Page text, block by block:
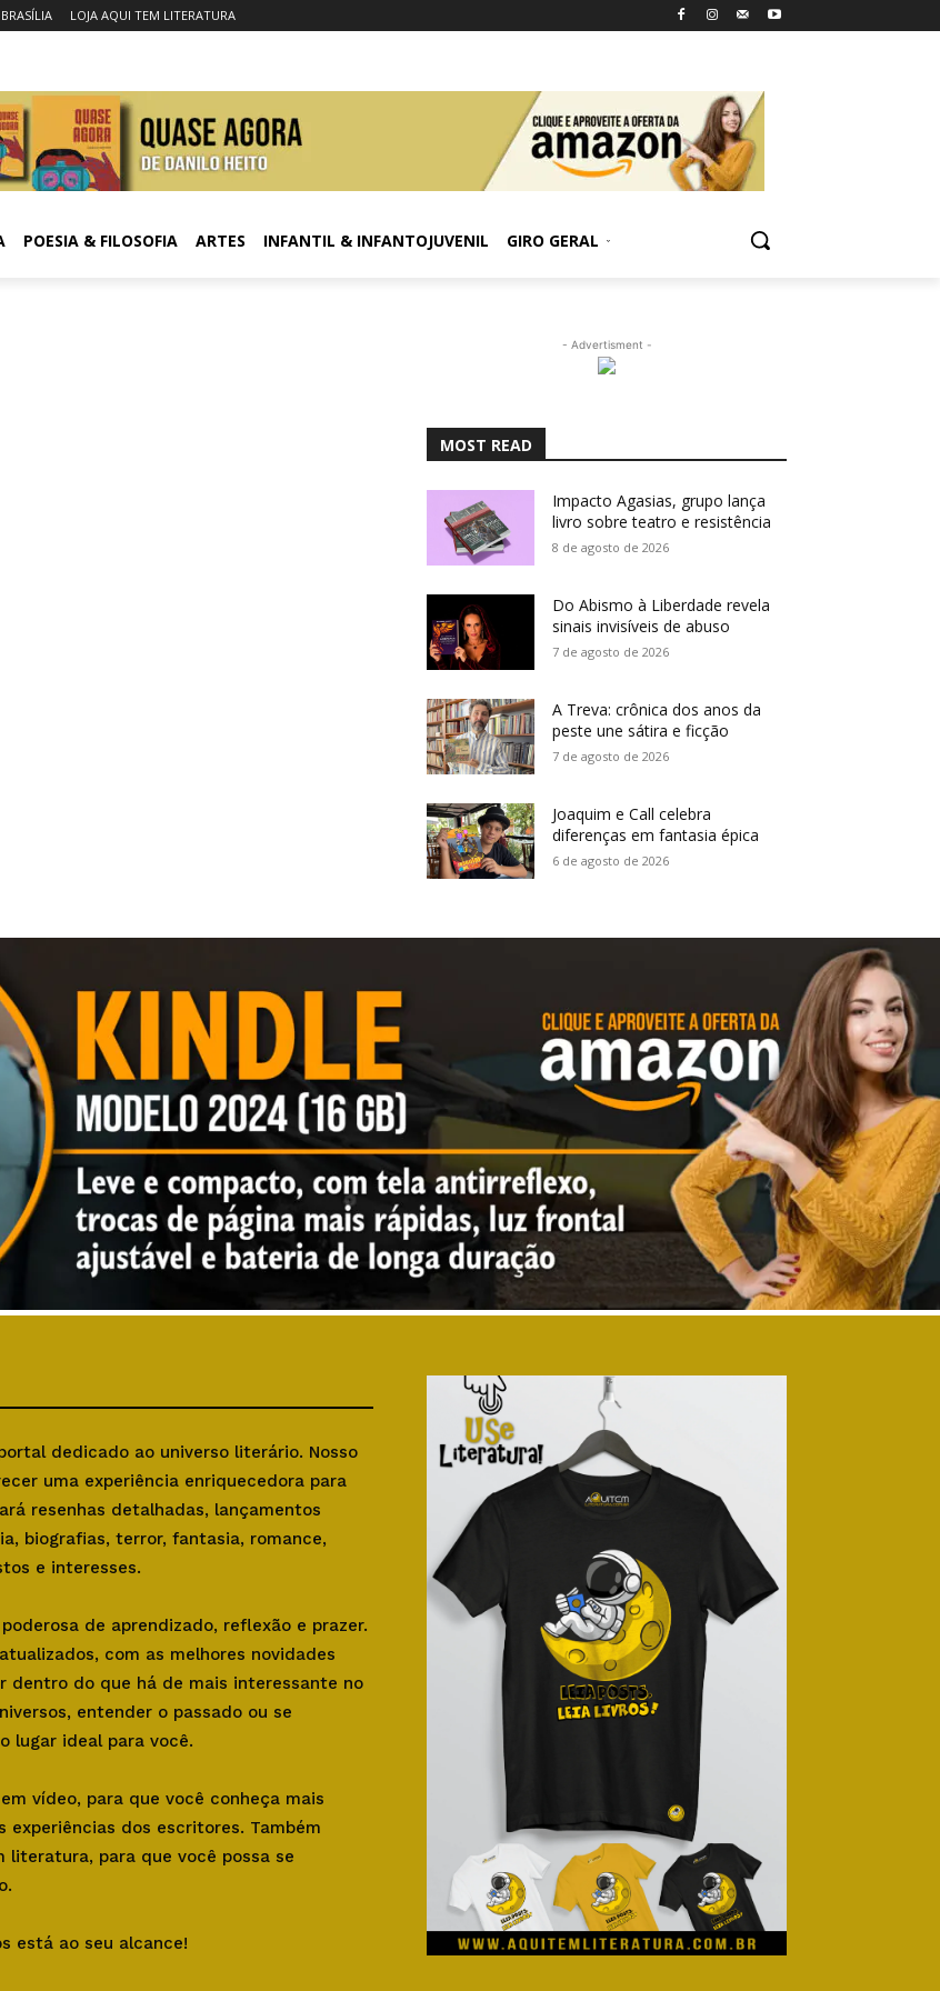
LOJA AQUI TEM LITERATURA
POESIA & FILOSOFIA ARTES INFANTIL & INFANTOJUVENIL GIRO GERAL
- Advertisment -
MOST READ
Impacto Agasias, grupo lança
livro sobre teatro e resistência
8 de agosto de 2026
Do Abismo à Liberdade revela
sinais invisíveis de abuso
7 de agosto de 2026
A Treva: crônica dos anos da
peste une sátira e ficção
7 de agosto de 2026
Joaquim e Call celebra
diferenças em fantasia épica
6 de agosto de 2026
dedicado ao universo literário. Nosso
uma experiência enriquecedora para
resenhas detalhadas, lançamentos
biografias, terror, fantasia, romance,
e interesses.
de aprendizado, reflexão e prazer.
com as melhores novidades
dentro do que há de mais interessante no
entender o passado ou se
lugar ideal para você.
em vídeo, para que você conheça mais
dos escritores. Também
literatura, para que você possa se
está ao seu alcance!